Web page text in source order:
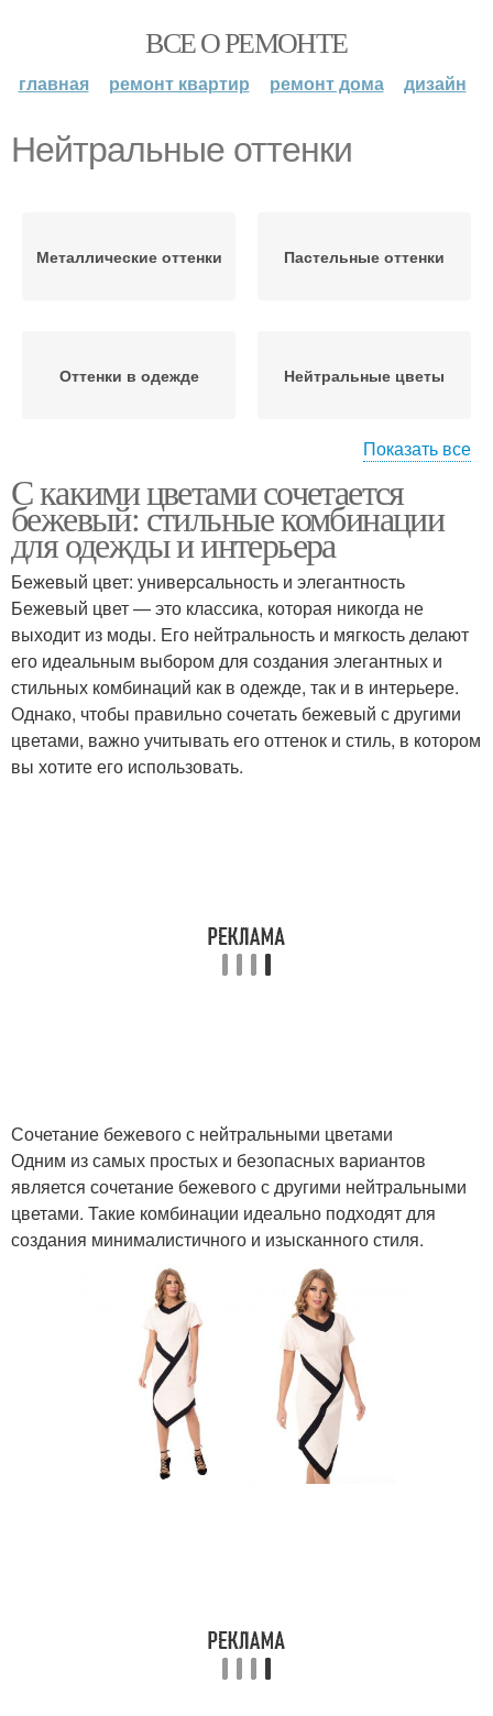
ВСЕ О РЕМОНТЕ
главная ремонт квартир ремонт дома дизайн
Нейтральные оттенки
Металлические оттенки Пастельные оттенки
Оттенки в одежде Нейтральные цветы
деталями
Мягкие оттенки
Бежевые оттенки Оттенки в интерьере
Насыщенные оттенки Природные оттенки
Показать все
С какими цветами сочетается
бежевый: стильные комбинации
для одежды и интерьера
Бежевый цвет: универсальность и элегантность
Бежевый цвет — это классика, которая никогда не
выходит из моды. Его нейтральность и мягкость делают
его идеальным выбором для создания элегантных и
стильных комбинаций как в одежде, так и в интерьере.
Однако, чтобы правильно сочетать бежевый с другими
цветами, важно учитывать его оттенок и стиль, в котором
вы хотите его использовать.
Сочетание бежевого с нейтральными цветами
Одним из самых простых и безопасных вариантов
является сочетание бежевого с другими нейтральными
цветами. Такие комбинации идеально подходят для
создания минималистичного и изысканного стиля.